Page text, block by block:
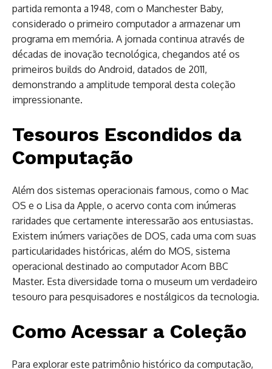
partida remonta a 1948, com o Manchester Baby,
considerado o primeiro computador a armazenar um
programa em memória. A jornada continua através de
décadas de inovação tecnológica, chegandos até os
primeiros builds do Android, datados de 2011,
demonstrando a amplitude temporal desta coleção
impressionante.
Tesouros Escondidos da
Computação
Além dos sistemas operacionais famous, como o Mac
OS e o Lisa da Apple, o acervo conta com inúmeras
raridades que certamente interessarão aos entusiastas.
Existem inúmers variações de DOS, cada uma com suas
particularidades históricas, além do MOS, sistema
operacional destinado ao computador Acorn BBC
Master. Esta diversidade torna o museum um verdadeiro
tesouro para pesquisadores e nostálgicos da tecnologia.
Como Acessar a Coleção
Para explorar este patrimônio histórico da computação,